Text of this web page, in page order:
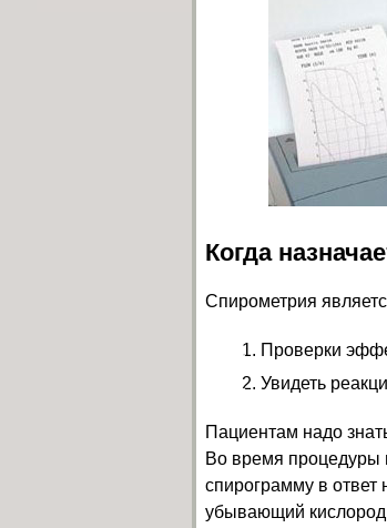
Когда
Спирометрия
Проверки
Увидеть
Пациентам надо
Во время процедуры
спирограмму в
убывающий кислород